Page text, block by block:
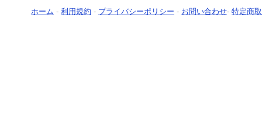
ホーム - 利用規約 - プライバシーポリシー - お問い合わせ- 特定商